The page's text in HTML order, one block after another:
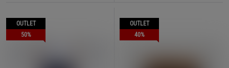
OUTLET
50%
OUTLET
40%